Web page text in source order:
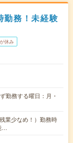
勤務！未経験
休み
勤務する曜日：月・
業少なめ！）勤務時
…